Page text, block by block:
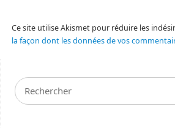
Ce site utilise Akismet pour réduire les
la façon dont les données de vos